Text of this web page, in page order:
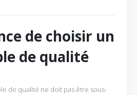
de choisir un
de qualité
de qualité ne doit pas être sous-